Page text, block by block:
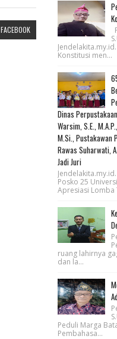
FACEBOOK
Konstitusi men...
Dinas
Warsim, S.E.,
M.Si., Pustakawan
Rawas Suharwati,
Jadi Juri
Posko 25
Apresiasi Lomba
ruang lahirnya
dan la...
Peduli Marga
Pembahasa...